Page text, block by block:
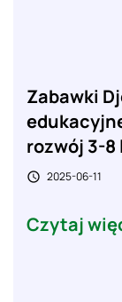
Zabawki
rozwój 3-8
 2025-06-11
Czytaj